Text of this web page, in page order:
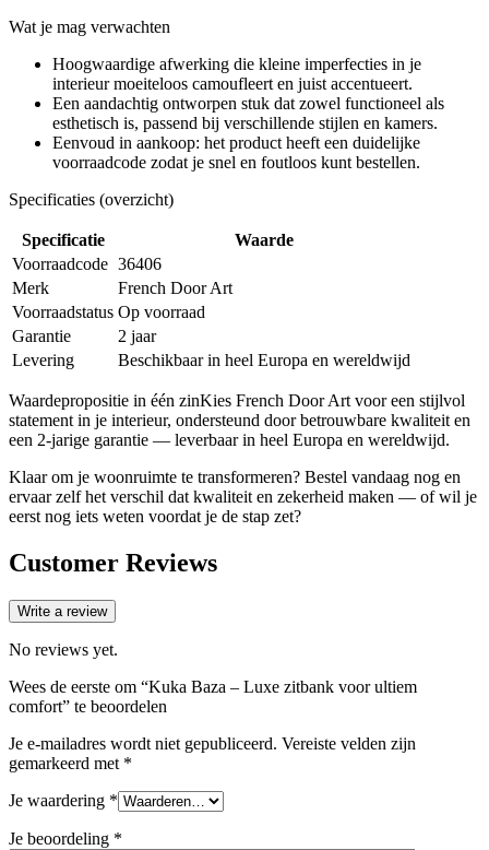
Wat je mag verwachten
Hoogwaardige afwerking die kleine imperfecties in je
interieur moeiteloos camoufleert en juist accentueert.
Een aandachtig ontworpen stuk dat zowel functioneel als
esthetisch is, passend bij verschillende stijlen en kamers.
Eenvoud in aankoop: het product heeft een duidelijke
voorraadcode zodat je snel en foutloos kunt bestellen.
Specificaties (overzicht)
Specificatie
Waarde
Voorraadcode 36406
Merk
French Door Art
Voorraadstatus Op voorraad
Garantie
2 jaar
Levering
Beschikbaar in heel Europa en wereldwijd
Waardepropositie in één zinKies French Door Art voor een stijlvol
statement in je interieur, ondersteund door betrouwbare kwaliteit en
een 2-jarige garantie — leverbaar in heel Europa en wereldwijd.
Klaar om je woonruimte te transformeren? Bestel vandaag nog en
ervaar zelf het verschil dat kwaliteit en zekerheid maken — of wil je
eerst nog iets weten voordat je de stap zet?
Customer Reviews
Write a review
No reviews yet.
Wees de eerste om “Kuka Baza – Luxe zitbank voor ultiem
comfort” te beoordelen
Je e-mailadres wordt niet gepubliceerd. Vereiste velden zijn
gemarkeerd met *
Je waardering *
Je beoordeling *